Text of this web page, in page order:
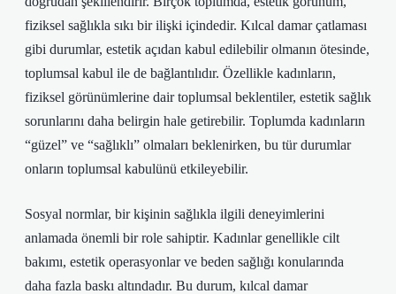
fiziksel sağlıkla sıkı bir ilişki içindedir. Kılcal damar çatlaması
gibi durumlar, estetik açıdan kabul edilebilir olmanın ötesinde,
toplumsal kabul ile de bağlantılıdır. Özellikle kadınların,
fiziksel görünümlerine dair toplumsal beklentiler, estetik sağlık
sorunlarını daha belirgin hale getirebilir. Toplumda kadınların
“güzel” ve “sağlıklı” olmaları beklenirken, bu tür durumlar
onların toplumsal kabulünü etkileyebilir.
Sosyal normlar, bir kişinin sağlıkla ilgili deneyimlerini
anlamada önemli bir role sahiptir. Kadınlar genellikle cilt
bakımı, estetik operasyonlar ve beden sağlığı konularında
daha fazla baskı altındadır. Bu durum, kılcal damar